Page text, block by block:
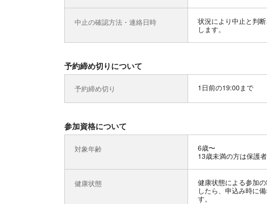
中止の確認方法・連絡日時
状況により中止と判
します。
予約締め切りについて
予約締め切り 1日前の19:00まで
参加資格について
対象年齢
6歳〜
13歳未満の方は保護
健康状態
健康状態による参加
したら、申込み時に
す。